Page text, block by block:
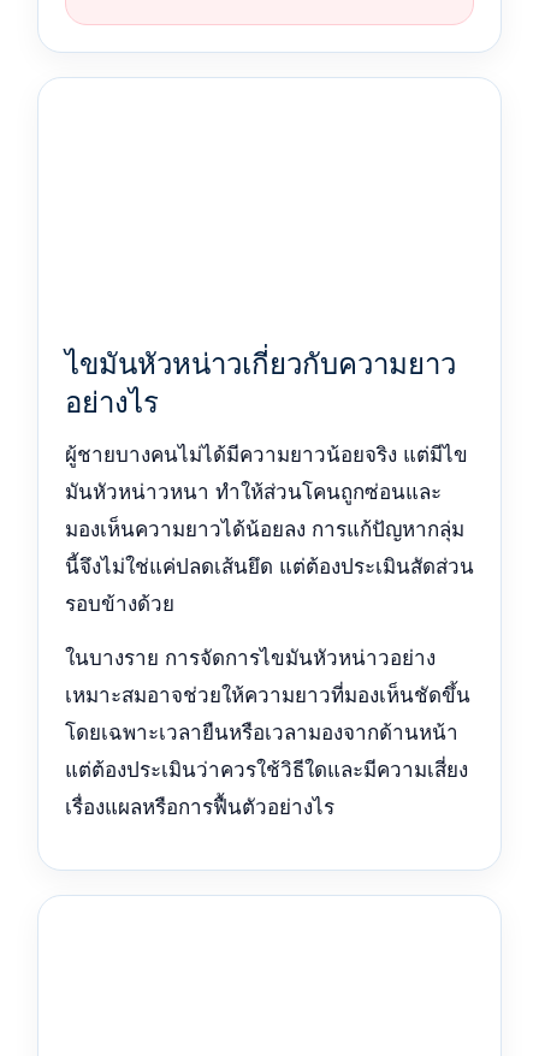
ไขมันหัวหน่าวเกี่ยวกับความยาว
อย่างไร
ผู้ชายบางคนไม่ได้มีความยาวน้อยจริง แต่มีไข
มันหัวหน่าวหนา ทำให้ส่วนโคนถูกซ่อนและ
มองเห็นความยาวได้น้อยลง การแก้ปัญหากลุ่ม
นี้จึงไม่ใช่แค่ปลดเส้นยึด แต่ต้องประเมินสัดส่วน
รอบข้างด้วย
ในบางราย การจัดการไขมันหัวหน่าวอย่าง
เหมาะสมอาจช่วยให้ความยาวที่มองเห็นชัดขึ้น
โดยเฉพาะเวลายืนหรือเวลามองจากด้านหน้า
แต่ต้องประเมินว่าควรใช้วิธีใดและมีความเสี่ยง
เรื่องแผลหรือการฟื้นตัวอย่างไร